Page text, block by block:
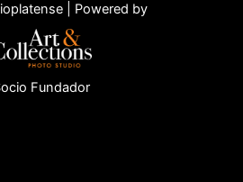
| Powered by
Fundador